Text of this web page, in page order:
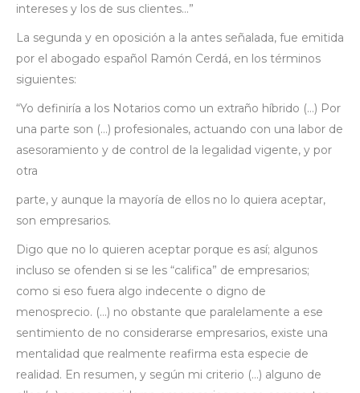
intereses y los de sus clientes…”
La segunda y en oposición a la antes señalada, fue emitida
por el abogado español Ramón Cerdá, en los términos
siguientes:
“Yo definiría a los Notarios como un extraño híbrido (…) Por
una parte son (…) profesionales, actuando con una labor de
asesoramiento y de control de la legalidad vigente, y por
otra
parte, y aunque la mayoría de ellos no lo quiera aceptar,
son empresarios.
Digo que no lo quieren aceptar porque es así; algunos
incluso se ofenden si se les “califica” de empresarios;
como si eso fuera algo indecente o digno de
menosprecio. (…) no obstante que paralelamente a ese
sentimiento de no considerarse empresarios, existe una
mentalidad que realmente reafirma esta especie de
realidad. En resumen, y según mi criterio (…) alguno de